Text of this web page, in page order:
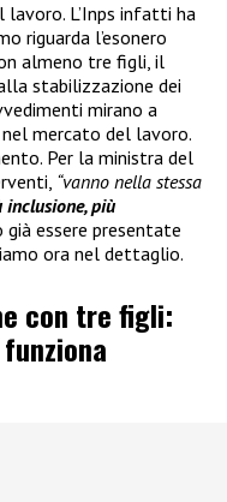
L’Inps infatti ha
riguarda l’esonero
almeno tre figli, il
stabilizzazione dei
mirano a
mercato del lavoro.
Per la ministra del
“vanno nella stessa
più
essere presentate
ora nel dettaglio.
con tre figli: